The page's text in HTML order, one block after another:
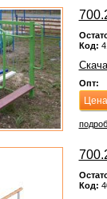
Код:
Опт:
Код: